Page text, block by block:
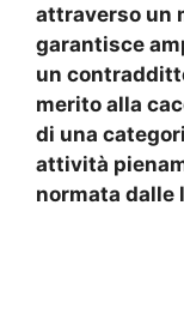
attraverso un
garantisce
un
merito alla
di una
attività
normata dalle